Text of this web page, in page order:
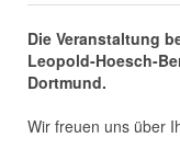
Die Veranstaltung
Leopold-Hoesch-
Dortmund.
Wir freuen uns über